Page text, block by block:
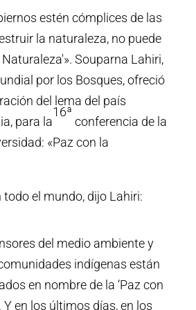
estén cómplices de las
la naturaleza, no puede
Naturaleza'». Souparna Lahiri,
por los Bosques, ofreció
del lema del país
para la
16ª
conferencia de la
«Paz con la
todo el mundo, dijo Lahiri:
del medio ambiente y
indígenas están
en nombre de la ‘Paz con
Y en los últimos días, en los